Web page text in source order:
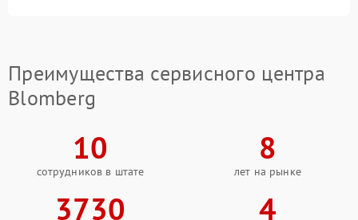
Преимущества сервисного центра
Blomberg
10
сотрудников в штате
8
лет на рынке
3730 4